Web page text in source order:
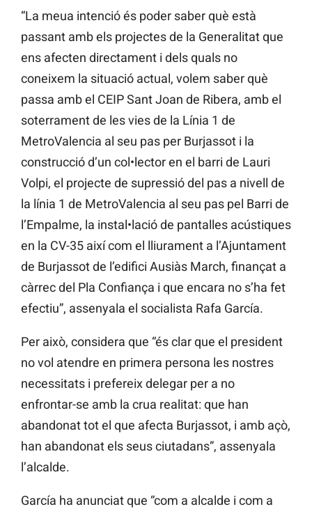
“La meua intenció és poder saber què està
passant amb els projectes de la Generalitat que
ens afecten directament i dels quals no
coneixem la situació actual, volem saber què
passa amb el CEIP Sant Joan de Ribera, amb el
soterrament de les vies de la Línia 1 de
MetroValencia al seu pas per Burjassot i la
construcció d’un col•lector en el barri de Lauri
Volpi, el projecte de supressió del pas a nivell de
la línia 1 de MetroValencia al seu pas pel Barri de
l’Empalme, la instal•lació de pantalles acústiques
en la CV-35 així com el lliurament a l’Ajuntament
de Burjassot de l’edifici Ausiàs March, finançat a
càrrec del Pla Confiança i que encara no s’ha fet
efectiu”, assenyala el socialista Rafa García.
Per això, considera que “és clar que el president
no vol atendre en primera persona les nostres
necessitats i prefereix delegar per a no
enfrontar-se amb la crua realitat: que han
abandonat tot el que afecta Burjassot, i amb açò,
han abandonat els seus ciutadans”, assenyala
l’alcalde.
García ha anunciat que “com a alcalde i com a